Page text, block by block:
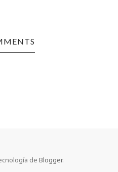
de Blogger.